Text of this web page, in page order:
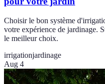
Choisir le bon système
votre expérience de jardinage.
le meilleur choix.
irrigationjardinage
Aug 4